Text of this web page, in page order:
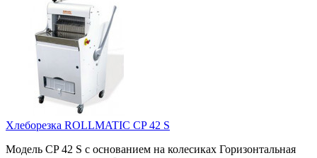
Хлеборезка ROLLMATIC CP 42 S
Модель CP 42 S с основанием на колесиках Горизонтальная